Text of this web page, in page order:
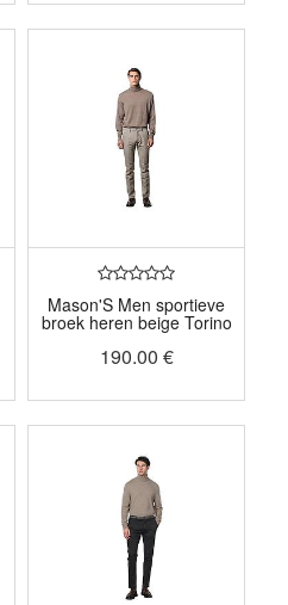
Mason'S Men sportieve
broek heren beige Torino
190.00 €